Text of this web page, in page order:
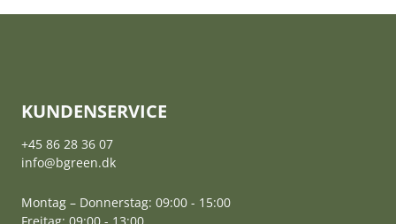
KUNDENSERVICE
+45 86 28 36 07
info@bgreen.dk
Montag – Donnerstag: 09:00 - 15:00